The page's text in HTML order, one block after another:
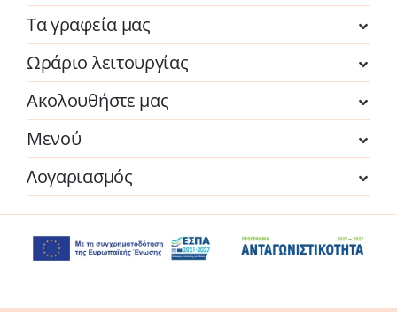
Τα γραφεία μας
Ωράριο λειτουργίας
Ακολουθήστε μας
Μενού
Λογαριασμός